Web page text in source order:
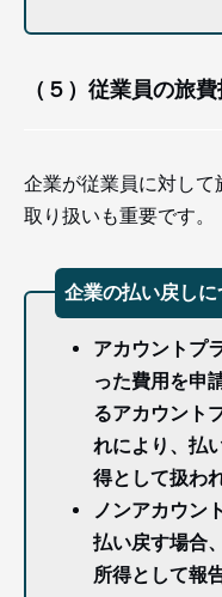
（５）従業員の旅
企業が従業員に対し
取り扱いも重要です。
企業の払い戻しに
アカウントプ
った費用を申
るアカウント
れにより、払
得として扱わ
ノンアカウン
払い戻す場合
所得として報